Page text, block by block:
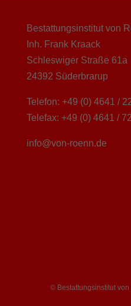
Bestattungsinstitut von
Inh. Frank Kraack
Schleswiger Straße 61a
24392 Süderbrarup
Telefon: +49 (0) 4641 /
Telefax: +49 (0) 4641 /
info@von-roenn.de
© Bestattungsinstitut